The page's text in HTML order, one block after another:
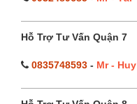
Hỗ Trợ Tư Vấn Quận 7
0835748593 - Mr - Huy